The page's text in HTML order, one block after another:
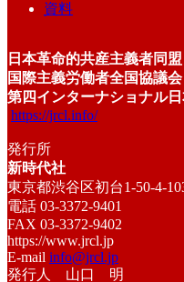
資料
日本革命的共産主義者同盟
国際主義労働者全国協議会
第四インターナショナル
https://jrcl.info/
発行所
新時代社
東京都渋谷区初台1-50-4-
電話 03-3372-9401
FAX 03-3372-9402
https://www.jrcl.jp
E-mail info@jrcl.jp
発行人 山口 明